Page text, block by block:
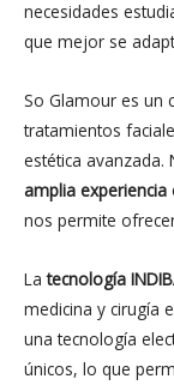
necesidades
que mejor se
So Glamour es un
tratamientos
estética avanzada.
amplia
nos permite
Latecnología
medicina y cirugía
una tecnología
únicos, lo que